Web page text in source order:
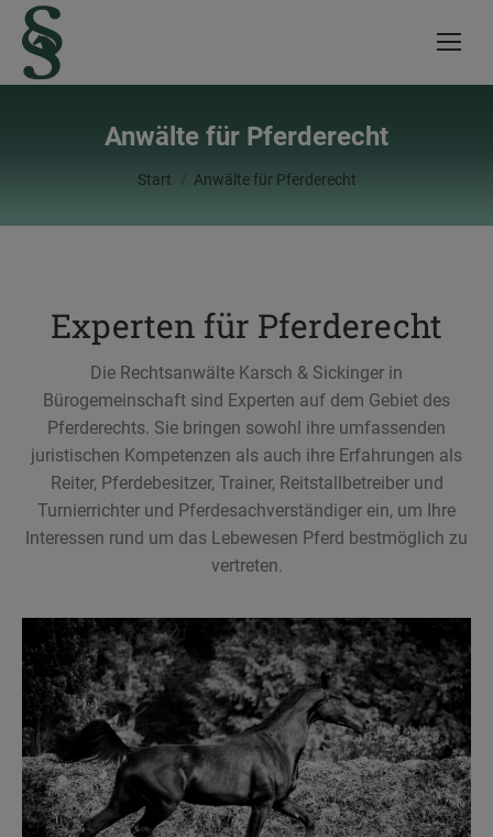
Anwälte für Pferderecht
Sie befinden sich hier:
Start Anwälte für Pferderecht
Experten für Pferderecht
Die Rechtsanwälte Karsch & Sickinger in
Bürogemeinschaft sind Experten auf dem Gebiet des
Pferderechts. Sie bringen sowohl ihre umfassenden
juristischen Kompetenzen als auch ihre Erfahrungen als
Reiter, Pferdebesitzer, Trainer, Reitstallbetreiber und
Turnierrichter und Pferdesachverständiger ein, um Ihre
Interessen rund um das Lebewesen Pferd bestmöglich zu
vertreten.